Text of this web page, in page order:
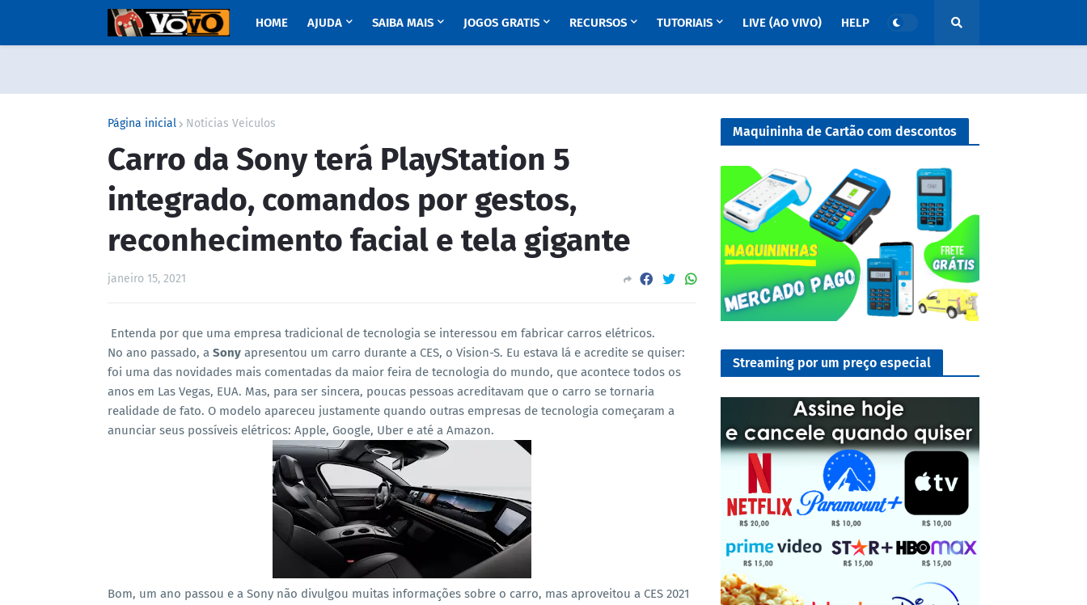
HOME AJUDA SAIBA MAIS JOGOS GRATIS RECURSOS TUTORIAIS LIVE (AO VIVO) HELP
Página inicial Noticias Veiculos
Carro da Sony terá PlayStation 5
integrado, comandos por gestos,
reconhecimento facial e tela gigante
janeiro 15, 2021
Entenda por que uma empresa tradicional de tecnologia se interessou em fabricar carros elétricos.
No ano passado, a Sony apresentou um carro durante a CES, o Vision-S. Eu estava lá e acredite se quiser:
foi uma das novidades mais comentadas da maior feira de tecnologia do mundo, que acontece todos os
anos em Las Vegas, EUA. Mas, para ser sincera, poucas pessoas acreditavam que o carro se tornaria
realidade de fato. O modelo apareceu justamente quando outras empresas de tecnologia começaram a
anunciar seus possíveis elétricos: Apple, Google, Uber e até a Amazon.
Bom, um ano passou e a Sony não divulgou muitas informações sobre o carro, mas aproveitou a CES 2021
Maquininha de Cartão com descontos
Streaming por um preço especial